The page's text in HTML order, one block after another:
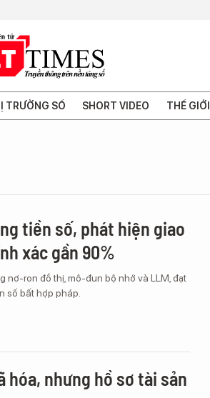
TRƯỜNG SỐ SHORT VIDEO THẾ GIỚI
tiền số, phát hiện giao
xác gần 90%
nơ-ron đồ thị, mô-đun bộ nhớ và LLM, đạt
số bất hợp pháp.
hóa, nhưng hồ sơ tài sản